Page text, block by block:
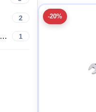
2
Столярно-слесарный инструмент 1
-20%